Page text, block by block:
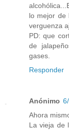
lo mejor de
verguenza
PD: que
de
gases.
Responder
Anónimo
Ahora
La vieja de